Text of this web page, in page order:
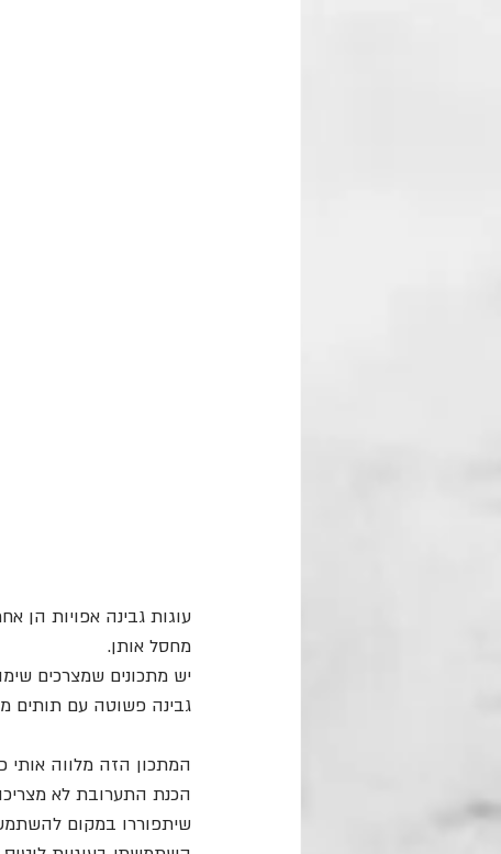
עוגות גבינה אפויות הן
מחסל אותן.
יש מתכונים שמצרכים
גבינה פשוטה עם תותים
המתכון הזה מלווה אותי
הכנת התערובת לא
שיתפוררו במקום